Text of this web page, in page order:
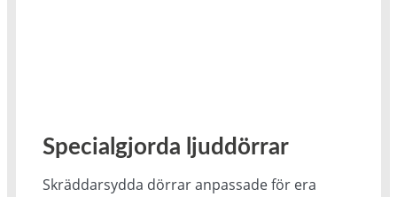
Specialgjorda ljuddörrar
Skräddarsydda dörrar anpassade för era